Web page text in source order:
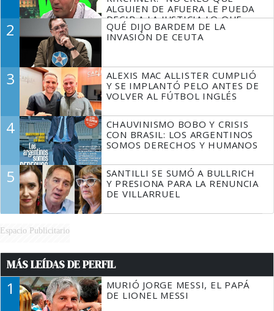
ALGUIEN DE AFUERA LE PUEDA
DECIR A LA JUSTICIA LO QUE
TIENE QUE HACER"
2
QUÉ DIJO BARDEM DE LA
INVASIÓN DE CEUTA
3
ALEXIS MAC ALLISTER CUMPLIÓ
Y SE IMPLANTÓ PELO ANTES DE
VOLVER AL FÚTBOL INGLÉS
4
CHAUVINISMO BOBO Y CRISIS
CON BRASIL: LOS ARGENTINOS
SOMOS DERECHOS Y HUMANOS
5
SANTILLI SE SUMÓ A BULLRICH
Y PRESIONA PARA LA RENUNCIA
DE VILLARRUEL
Espacio Publicitario
MÁS LEÍDAS DE PERFIL
1
MURIÓ JORGE MESSI, EL PAPÁ
DE LIONEL MESSI